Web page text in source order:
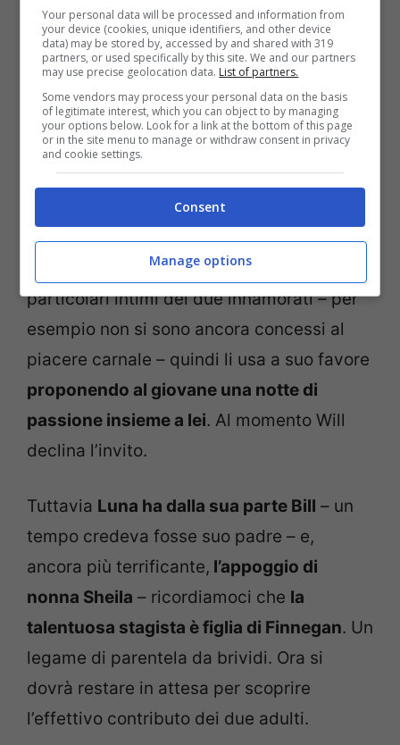
prossimamente,Nozawa svilupperà
un’ossessione per Will Spencer, il figlio di
Bill.Il ragazzo è già fidanzato con Electra
ma, secondo l’opinione della stessa
protagonista, parrebbe un dettaglio
Infattivorrebbe distruggere la coppia
tentando di sedurlo. Oltretutto conosce
particolari intimi dei due innamorati – per
esempio non si sono ancora concessi al
piacere carnale – quindi li usa a suo favore
proponendo al giovane una notte di
passione insieme a lei. Al momento Will
declina l’invito.
Tuttavia Luna ha dalla sua parte Bill – un
tempo credeva fosse suo padre – e,
ancora più terrificante, l’appoggio di
nonna Sheila – ricordiamoci che la
talentuosa stagista è figlia di Finnegan. Un
legame di parentela da brividi. Ora si
dovrà restare in attesa per scoprire
l’effettivo contributo dei due adulti.
Your personal data will be processed and information from
your device (cookies, unique identifiers, and other device
data) may be stored by, accessed by and shared with 319
partners, or used specifically by this site. We and our partners
may use precise geolocation data. List of partners.
Some vendors may process your personal data on the basis
of legitimate interest, which you can object to by managing
your options below. Look for a link at the bottom of this page
or in the site menu to manage or withdraw consent in privacy
and cookie settings.
Consent
Manage options